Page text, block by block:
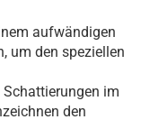
aufwändigen
um den speziellen
Schattierungen im
den